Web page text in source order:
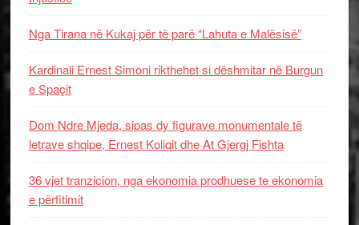
Nga Tirana në Kukaj për të parë “Lahuta e Malësisë”
Kardinali Ernest Simoni rikthehet si dëshmitar në Burgun
e Spaçit
Dom Ndre Mjeda, sipas dy figurave monumentale të
letrave shqipe, Ernest Koliqit dhe At Gjergj Fishta
36 vjet tranzicion, nga ekonomia prodhuese te ekonomia
e përfitimit